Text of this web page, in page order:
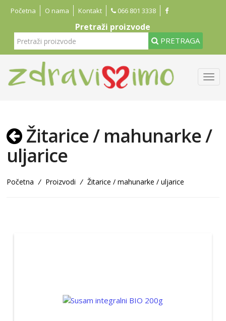
Početna O nama Kontakt 066 801 3338
Pretraži proizvode
PRETRAGA
Žitarice / mahunarke /
uljarice
Početna / Proizvodi / Žitarice / mahunarke / uljarice